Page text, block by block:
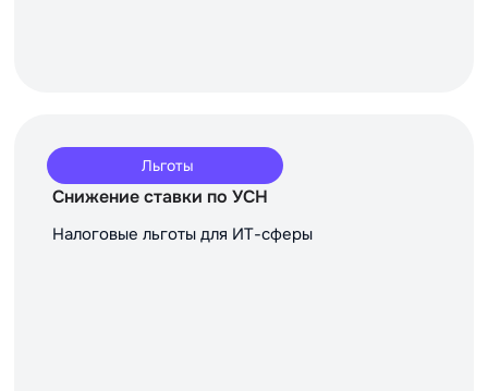
Льготы
Снижение ставки по УСН
Налоговые льготы для ИТ-сферы